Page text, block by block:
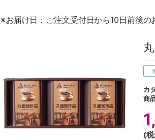
※お届け日：ご注文受付日から10日前後の
カ
商
(